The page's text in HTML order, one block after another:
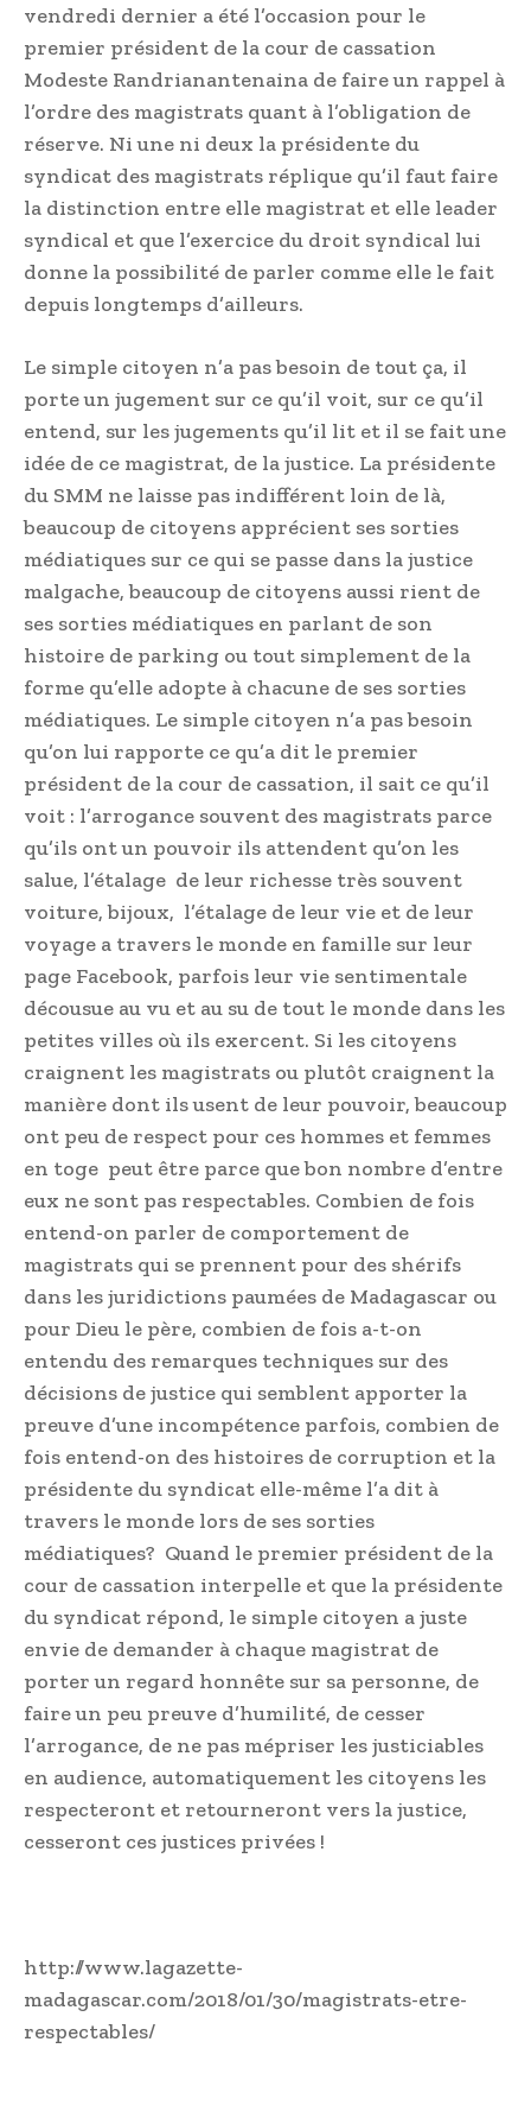
vendredi dernier a été l’occasion pour le
premier président de la cour de cassation
Modeste Randrianantenaina de faire un rappel à
l’ordre des magistrats quant à l’obligation de
réserve. Ni une ni deux la présidente du
syndicat des magistrats réplique qu’il faut faire
la distinction entre elle magistrat et elle leader
syndical et que l’exercice du droit syndical lui
donne la possibilité de parler comme elle le fait
depuis longtemps d’ailleurs.
Le simple citoyen n’a pas besoin de tout ça, il
porte un jugement sur ce qu’il voit, sur ce qu’il
entend, sur les jugements qu’il lit et il se fait une
idée de ce magistrat, de la justice. La présidente
du SMM ne laisse pas indifférent loin de là,
beaucoup de citoyens apprécient ses sorties
médiatiques sur ce qui se passe dans la justice
malgache, beaucoup de citoyens aussi rient de
ses sorties médiatiques en parlant de son
histoire de parking ou tout simplement de la
forme qu’elle adopte à chacune de ses sorties
médiatiques. Le simple citoyen n’a pas besoin
qu’on lui rapporte ce qu’a dit le premier
président de la cour de cassation, il sait ce qu’il
voit : l’arrogance souvent des magistrats parce
qu’ils ont un pouvoir ils attendent qu’on les
salue, l’étalage de leur richesse très souvent
voiture, bijoux, l’étalage de leur vie et de leur
voyage a travers le monde en famille sur leur
page Facebook, parfois leur vie sentimentale
décousue au vu et au su de tout le monde dans les
petites villes où ils exercent. Si les citoyens
craignent les magistrats ou plutôt craignent la
manière dont ils usent de leur pouvoir, beaucoup
ont peu de respect pour ces hommes et femmes
en toge peut être parce que bon nombre d’entre
eux ne sont pas respectables. Combien de fois
entend-on parler de comportement de
magistrats qui se prennent pour des shérifs
dans les juridictions paumées de Madagascar ou
pour Dieu le père, combien de fois a-t-on
entendu des remarques techniques sur des
décisions de justice qui semblent apporter la
preuve d’une incompétence parfois, combien de
fois entend-on des histoires de corruption et la
présidente du syndicat elle-même l’a dit à
travers le monde lors de ses sorties
médiatiques? Quand le premier président de la
cour de cassation interpelle et que la présidente
du syndicat répond, le simple citoyen a juste
envie de demander à chaque magistrat de
porter un regard honnête sur sa personne, de
faire un peu preuve d’humilité, de cesser
l’arrogance, de ne pas mépriser les justiciables
en audience, automatiquement les citoyens les
respecteront et retourneront vers la justice,
cesseront ces justices privées !
http://www.lagazette-
madagascar.com/2018/01/30/magistrats-etre-
respectables/